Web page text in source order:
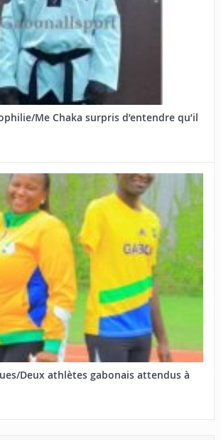
Me Chaka surpris d’entendre qu’il
Deux athlètes gabonais attendus à